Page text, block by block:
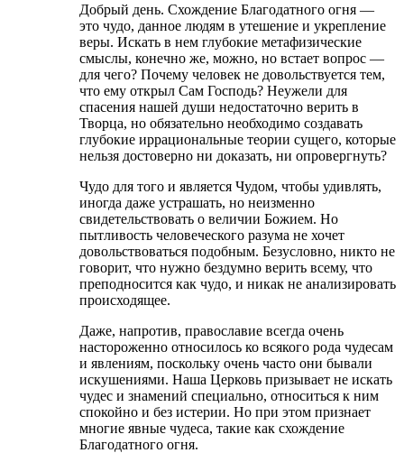
Добрый день. Схождение Благодатного огня —
это чудо, данное людям в утешение и укрепление
веры. Искать в нем глубокие метафизические
смыслы, конечно же, можно, но встает вопрос —
для чего? Почему человек не довольствуется тем,
что ему открыл Сам Господь? Неужели для
спасения нашей души недостаточно верить в
Творца, но обязательно необходимо создавать
глубокие иррациональные теории сущего, которые
нельзя достоверно ни доказать, ни опровергнуть?
Чудо для того и является Чудом, чтобы удивлять,
иногда даже устрашать, но неизменно
свидетельствовать о величии Божием. Но
пытливость человеческого разума не хочет
довольствоваться подобным. Безусловно, никто не
говорит, что нужно бездумно верить всему, что
преподносится как чудо, и никак не анализировать
происходящее.
Даже, напротив, православие всегда очень
настороженно относилось ко всякого рода чудесам
и явлениям, поскольку очень часто они бывали
искушениями. Наша Церковь призывает не искать
чудес и знамений специально, относиться к ним
спокойно и без истерии. Но при этом признает
многие явные чудеса, такие как схождение
Благодатного огня.